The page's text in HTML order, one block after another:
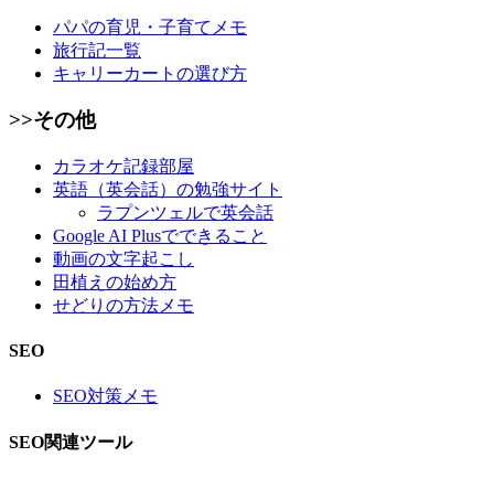
パパの育児・子育てメモ
旅行記一覧
キャリーカートの選び方
>>その他
カラオケ記録部屋
英語（英会話）の勉強サイト
ラプンツェルで英会話
Google AI Plusでできること
動画の文字起こし
田植えの始め方
せどりの方法メモ
SEO
SEO対策メモ
SEO関連ツール